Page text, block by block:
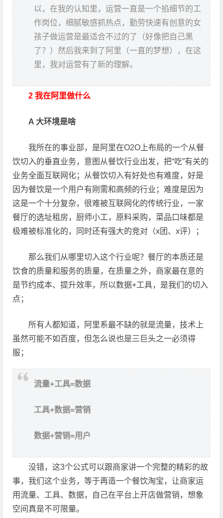
以，在我的认知里，运营一直是一个掐细节的工
作岗位，细腻敏感抓热点，勤劳快速有创意的女
孩子做运营是最适合不过的了（好像把自己黑
了？）然后我来到了阿里（一直的梦想），在这
里，我对运营有了新的理解。
2 我在阿里做什么
A 大环境是啥
我所在的事业部，是阿里在O2O上布局的一个从餐
饮切入的垂直业务，意图从餐饮行业出发，把“吃”有关的
业务全面互联网化；从餐饮切入有好处也有难度，好是
因为餐饮是一个用户有刚需和高频的行业；难度是因为
这是一个十分复杂，很难被互联网化的传统行业，一家
餐厅的选址租房，厨师小工，原料采购，菜品口味都是
极难被标准化的，同时还有强大的竞对（x团、x评）；
那么我们从哪里切入这个行业呢？餐厅的本质还是
饮食的质量和服务的质量，在质量之外，商家最在意的
是节约成本、提升效率，所以数据+工具，是我们的切入
点；
所有人都知道，阿里系最不缺的就是流量，技术上
虽然可能不如百度，但怎么说也是三巨头之一必须得
服；
流量+工具=数据
工具+数据=营销
数据+营销=用户
没错，这3个公式可以跟商家讲一个完整的精彩的故
事，我们这个业务，等于再造一个餐饮淘宝，让商家运
用流量、工具、数据，自己在平台上开店做营销，想象
空间真是不可限量。